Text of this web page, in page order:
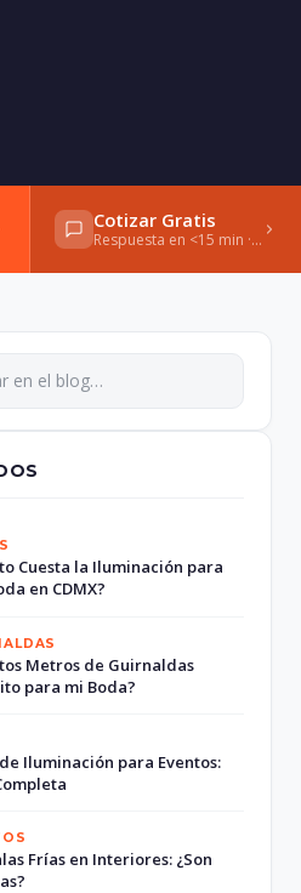
Cotizar Gratis
Respuesta en <15 min · WhatsApp
Cuesta la Iluminación para
en CDMX?
Metros de Guirnaldas
para mi Boda?
Iluminación para Eventos:
Frías en Interiores: ¿Son